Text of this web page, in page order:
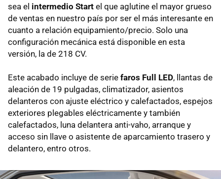
sea el intermedio Start el que aglutine el mayor grueso
de ventas en nuestro país por ser el más interesante en
cuanto a relación equipamiento/precio. Solo una
configuración mecánica está disponible en esta
versión, la de 218 CV.
Este acabado incluye de serie faros Full LED, llantas de
aleación de 19 pulgadas, climatizador, asientos
delanteros con ajuste eléctrico y calefactados, espejos
exteriores plegables eléctricamente y también
calefactados, luna delantera anti-vaho, arranque y
acceso sin llave o asistente de aparcamiento trasero y
delantero, entro otros.